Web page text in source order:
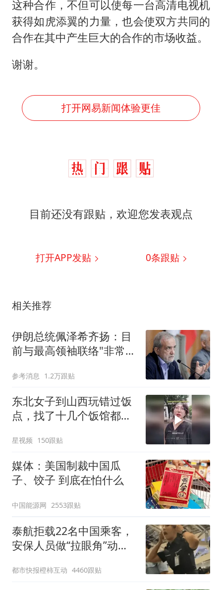
这种合作，不但可以使每一台高清电视机
获得如虎添翼的力量，也会使双方共同的
合作在其中产生巨大的合作的市场收益。
谢谢。
打开网易新闻体验更佳
目前还没有跟贴，欢迎您发表观点
打开APP发贴 0条跟贴
相关推荐
伊朗总统佩泽希齐扬：目
前与最高领袖联络"非常困
参考消息 1.2万跟贴
东北女子到山西玩错过饭
点，找了十几个饭馆都没
星视频 150跟贴
媒体：美国制裁中国瓜
子、饺子 到底在怕什么
中国能源网 2553跟贴
泰航拒载22名中国乘客，
安保人员做“拉眼角”动
拒绝登机决定由航司作
都市快报橙柿互动 4460跟贴